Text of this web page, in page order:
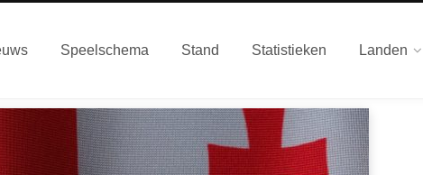
Speelschema Stand Statistieken Landen